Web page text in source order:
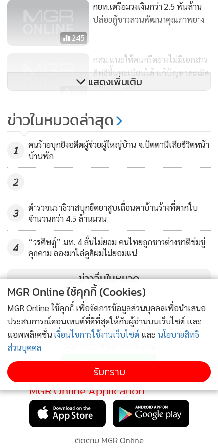
245
กยท.เตรียมวงเงินกว่า 2.5 พันล้าน
ปล่อยกู้ชาวสวนพัฒนาคุณภาพยาง
490
กสม.แนะให้คนกรีดยางไม่มีเอกสาร
สิทธิขึ้นทะเบียนได้ แก้ปัญหาละเมิด
สิทธิเหลื่อมล้ำ
116
แปรรูป จุดเปลี่ยนยางพาราไทย" 14-
16 ก.ค.นี้
แสดงเพิ่มเติม
ข่าวในหมวดล่าสุด
1
คนร้ายบุกยิงอดีตผู้ช่วยผู้ใหญ่บ้าน จ.ปัตตานีเสียชีวิตหน้า
บ้านพัก
2
3
ตำรวจนราธิวาสบุกยึดยาสูบเถื่อนคาบ้านร้างที่ตากใบ
จำนวนกว่า 4.5 ล้านมวน
4
“วรศิษฎ์” มท. 4 ลั่นไม่ยอม คนไทยถูกชาวต่างชาติข่มขู่
คุกคาม ลองมาไล่ดูสิผมไม่ยอมแน่
ข่าวอื่นในหมวด
MGR Online Application
ติดตาม MGR Online
MGR Online ใช้คุกกี้ (Cookies)
MGR Online ใช้คุกกี้ เพื่อจัดการข้อมูลส่วนบุคคลเพื่อนำเสนอ
ประสบการณ์คอนเทนต์ที่ดีที่สุดให้กับผู้อ่านบนเว็บไซต์ และ
แอพพลิเคชั่น เงื่อนไขการใช้งานเว็บไซต์ และ นโยบายสิทธิ
ส่วนบุคคล
รับทราบ